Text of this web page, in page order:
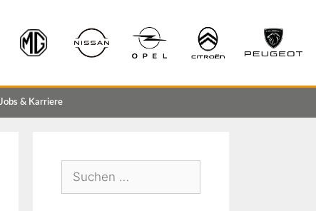
Jobs & Karriere